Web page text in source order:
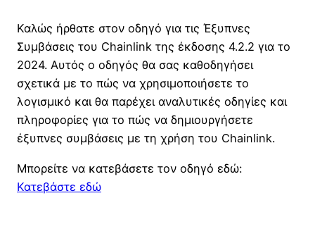
Καλώς ήρθατε στον οδηγό για τις Έξυπνες
Συμβάσεις του Chainlink της έκδοσης 4.2.2 για το
2024. Αυτός ο οδηγός θα σας καθοδηγήσει
σχετικά με το πώς να χρησιμοποιήσετε το
λογισμικό και θα παρέχει αναλυτικές οδηγίες και
πληροφορίες για το πώς να δημιουργήσετε
έξυπνες συμβάσεις με τη χρήση του Chainlink.
Μπορείτε να κατεβάσετε τον οδηγό εδώ:
Κατεβάστε εδώ